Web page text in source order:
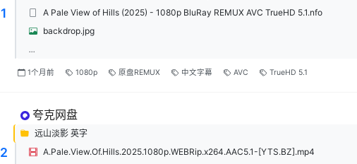
1 A Pale View of Hills (2025) - 1080p BluRay REMUX AVC TrueHD 5.1.nfo
backdrop.jpg
...
1个月前 1080p 原盘REMUX 中文字幕 AVC TrueHD 5.1
2
夸克网盘
远山淡影 英字
A.Pale.View.Of.Hills.2025.1080p.WEBRip.x264.AAC5.1-[YTS.BZ].mp4